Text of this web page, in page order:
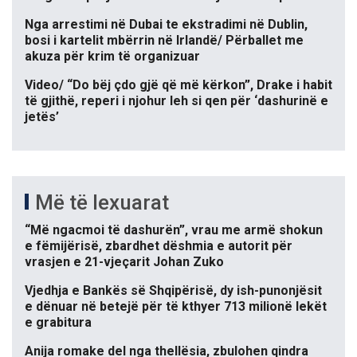
Nga arrestimi në Dubai te ekstradimi në Dublin,
bosi i kartelit mbërrin në Irlandë/ Përballet me
akuza për krim të organizuar
Video/ “Do bëj çdo gjë që më kërkon”, Drake i habit
të gjithë, reperi i njohur leh si qen për ‘dashurinë e
jetës’
Më të lexuarat
“Më ngacmoi të dashurën”, vrau me armë shokun
e fëmijërisë, zbardhet dëshmia e autorit për
vrasjen e 21-vjeçarit Johan Zuko
Vjedhja e Bankës së Shqipërisë, dy ish-punonjësit
e dënuar në betejë për të kthyer 713 milionë lekët
e grabitura
Anija romake del nga thellësia, zbulohen qindra